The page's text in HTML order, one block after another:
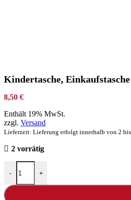
Kindertasche,
8,50 €
Enthält 19% MwSt.
zzgl. Versand
Lieferzeit: Lieferung erfolgt innerhalb von 2
2 vorrätig
- +